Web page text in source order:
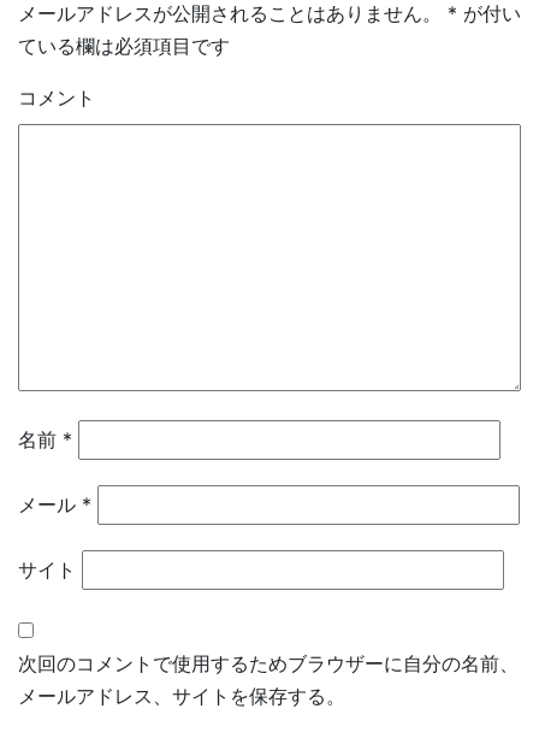
メールアドレスが公開されることはありません。 * が付い
ている欄は必須項目です
コメント
名前 *
メール *
サイト
次回のコメントで使用するためブラウザーに自分の名前、
メールアドレス、サイトを保存する。